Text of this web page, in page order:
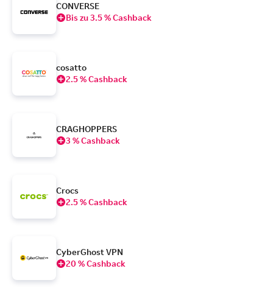
CONVERSE
Bis zu 3.5 % Cashback
cosatto
2.5 % Cashback
CRAGHOPPERS
3 % Cashback
Crocs
2.5 % Cashback
CyberGhost VPN
20 % Cashback